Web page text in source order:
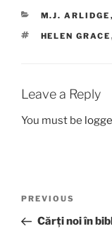
CATEGORIES
M.J. ARLIDGE ,
TAGS
HELEN GRACE
Leave a Reply
You must be
Previous
Post
PREVIOUS
Cărți noi în